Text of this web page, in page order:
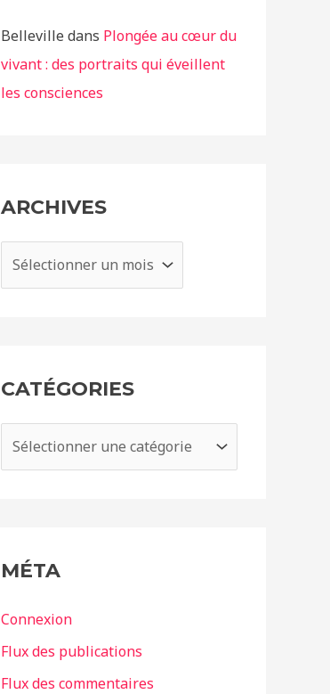
Belleville dans Plongée au cœur du
vivant : des portraits qui éveillent
les consciences
ARCHIVES
r
v
e
CATÉGORIES
a
o
MÉTA
Connexion
Flux des publications
Flux des commentaires